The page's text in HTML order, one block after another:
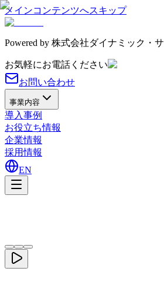
メインコンテンツへスキップ
Powered by 株式会社ダイナミック・
お気軽にお電話ください
お問い合わせ
事業内容
導入事例
お役立ち情報
企業情報
採用情報
EN